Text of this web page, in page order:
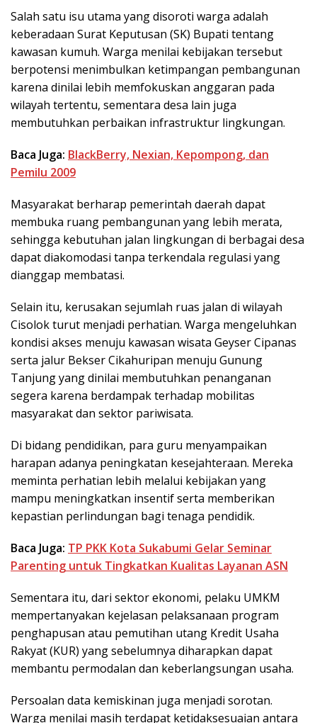
Salah satu isu utama yang disoroti warga adalah
keberadaan Surat Keputusan (SK) Bupati tentang
kawasan kumuh. Warga menilai kebijakan tersebut
berpotensi menimbulkan ketimpangan pembangunan
karena dinilai lebih memfokuskan anggaran pada
wilayah tertentu, sementara desa lain juga
membutuhkan perbaikan infrastruktur lingkungan.
Baca Juga: BlackBerry, Nexian, Kepompong, dan
Pemilu 2009
Masyarakat berharap pemerintah daerah dapat
membuka ruang pembangunan yang lebih merata,
sehingga kebutuhan jalan lingkungan di berbagai desa
dapat diakomodasi tanpa terkendala regulasi yang
dianggap membatasi.
Selain itu, kerusakan sejumlah ruas jalan di wilayah
Cisolok turut menjadi perhatian. Warga mengeluhkan
kondisi akses menuju kawasan wisata Geyser Cipanas
serta jalur Bekser Cikahuripan menuju Gunung
Tanjung yang dinilai membutuhkan penanganan
segera karena berdampak terhadap mobilitas
masyarakat dan sektor pariwisata.
Di bidang pendidikan, para guru menyampaikan
harapan adanya peningkatan kesejahteraan. Mereka
meminta perhatian lebih melalui kebijakan yang
mampu meningkatkan insentif serta memberikan
kepastian perlindungan bagi tenaga pendidik.
Baca Juga: TP PKK Kota Sukabumi Gelar Seminar
Parenting untuk Tingkatkan Kualitas Layanan ASN
Sementara itu, dari sektor ekonomi, pelaku UMKM
mempertanyakan kejelasan pelaksanaan program
penghapusan atau pemutihan utang Kredit Usaha
Rakyat (KUR) yang sebelumnya diharapkan dapat
membantu permodalan dan keberlangsungan usaha.
Persoalan data kemiskinan juga menjadi sorotan.
Warga menilai masih terdapat ketidaksesuaian antara